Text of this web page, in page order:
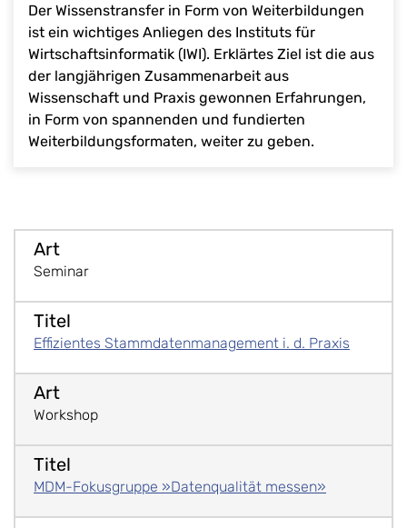
Der Wissenstransfer in Form von Weiterbildungen
ist ein wichtiges Anliegen des Instituts für
Wirtschaftsinformatik (IWI). Erklärtes Ziel ist die aus
der langjährigen Zusammenarbeit aus
Wissenschaft und Praxis gewonnen Erfahrungen,
in Form von spannenden und fundierten
Weiterbildungsformaten, weiter zu geben.
Seminar
Effizientes Stammdatenmanagement i. d. Praxis
Workshop
MDM-Fokusgruppe »Datenqualität messen»